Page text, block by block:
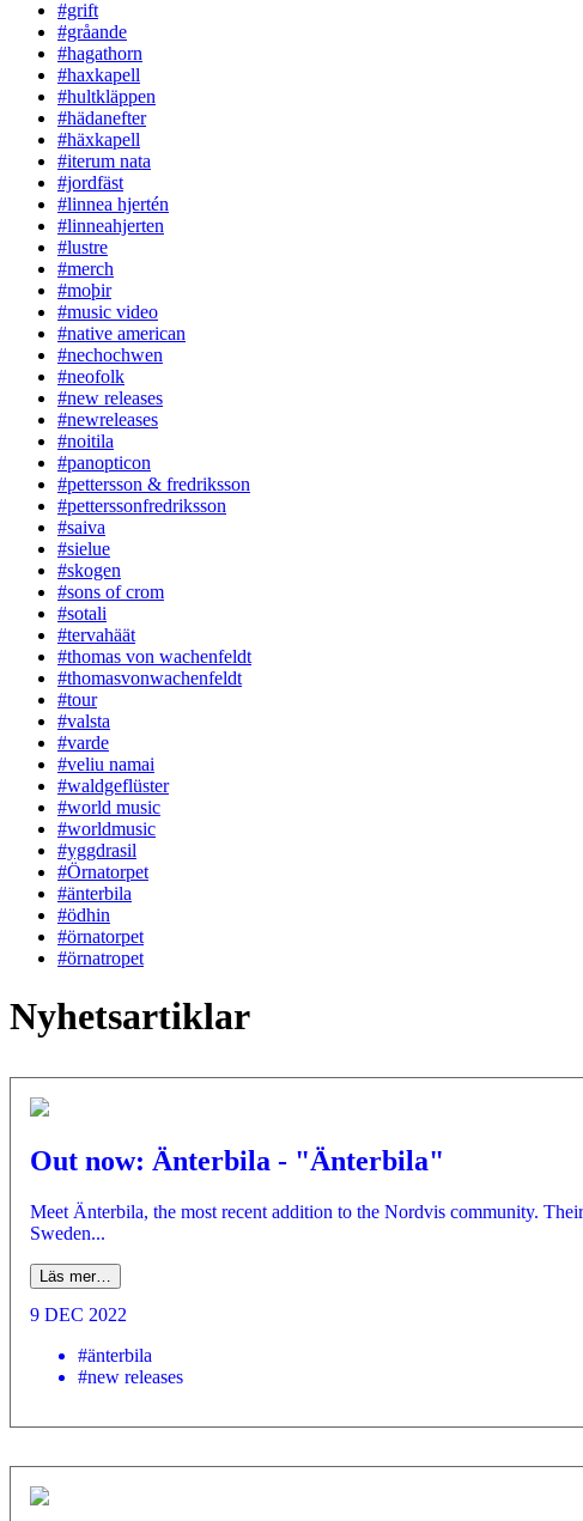
#grift
#gråande
#hagathorn
#haxkapell
#hultkläppen
#hädanefter
#häxkapell
#iterum nata
#jordfäst
#linnea hjertén
#linneahjerten
#lustre
#merch
#moþir
#music video
#native american
#nechochwen
#neofolk
#new releases
#newreleases
#noitila
#panopticon
#pettersson & fredriksson
#petterssonfredriksson
#saiva
#sielue
#skogen
#sons of crom
#sotali
#tervahäät
#thomas von wachenfeldt
#thomasvonwachenfeldt
#tour
#valsta
#varde
#veliu namai
#waldgeflüster
#world music
#worldmusic
#yggdrasil
#Örnatorpet
#änterbila
#ödhin
#örnatorpet
#örnatropet
Nyhetsartiklar
Out now: Änterbila - "Änterbila"
Meet Änterbila, the most recent addition to the Nordvis community.
Sweden...
Läs mer…
9 DEC 2022
#änterbila
#new releases